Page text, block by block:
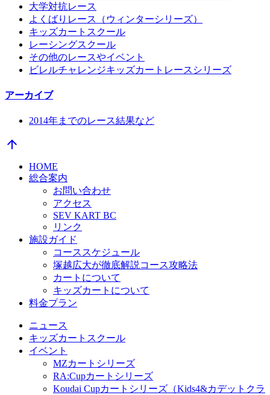
大学対抗レース
よくばりレース（ウィンターシリーズ）
キッズカートスクール
レーシングスクール
その他のレースやイベント
ビレルチャレンジキッズカートレースシリーズ
アーカイブ
2014年までのレース結果など
arrow_upward
HOME
総合案内
お問い合わせ
アクセス
SEV KART BC
リンク
施設ガイド
コーススケジュール
塚越広大が徹底解説コース攻略法
カートについて
キッズカートについて
料金プラン
ニュース
キッズカートスクール
イベント
MZカートシリーズ
RA:Cupカートシリーズ
Koudai Cupカートシリーズ（Kids4&カデットクラ